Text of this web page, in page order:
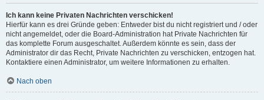
Ich kann keine Privaten Nachrichten verschicken!
Hierfür kann es drei Gründe geben: Entweder bist du nicht registriert und / oder
nicht angemeldet, oder die Board-Administration hat Private Nachrichten für
das komplette Forum ausgeschaltet. Außerdem könnte es sein, dass der
Administrator dir das Recht, Private Nachrichten zu verschicken, entzogen hat.
Kontaktiere einen Administrator, um weitere Informationen zu erhalten.
Nach oben